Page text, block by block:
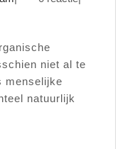
hoe
kan
niet al te
menselijke
natuurlijk